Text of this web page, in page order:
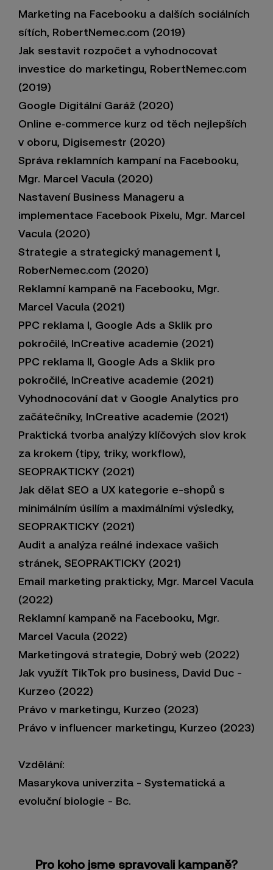
Marketing na Facebooku a dalších sociálních
sítích, RobertNemec.com (2019)
Jak sestavit rozpočet a vyhodnocovat
investice do marketingu, RobertNemec.com
(2019)
Google Digitální Garáž (2020)
Online e‑commerce kurz od těch nejlepších
v oboru, Digisemestr (2020)
Správa reklamních kampaní na Facebooku,
Mgr. Marcel Vacula (2020)
Nastavení Business Manageru a
implementace Facebook Pixelu, Mgr. Marcel
Vacula (2020)
Strategie a strategický management I,
RoberNemec.com (2020)
Reklamní kampaně na Facebooku, Mgr.
Marcel Vacula (2021)
PPC reklama I, Google Ads a Sklik pro
pokročilé, InCreative academie (2021)
PPC reklama II, Google Ads a Sklik pro
pokročilé, InCreative academie (2021)
Vyhodnocování dat v Google Analytics pro
začátečníky, InCreative academie (2021)
Praktická tvorba analýzy klíčových slov krok
za krokem (tipy, triky, workflow),
SEOPRAKTICKY (2021)
Jak dělat SEO a UX kategorie e-shopů s
minimálním úsilím a maximálními výsledky,
SEOPRAKTICKY (2021)
Audit a analýza reálné indexace vašich
stránek, SEOPRAKTICKY (2021)
Email marketing prakticky, Mgr. Marcel Vacula
(2022)
Reklamní kampaně na Facebooku, Mgr.
Marcel Vacula (2022)
Marketingová strategie, Dobrý web (2022)
Jak využít TikTok pro business, David Duc -
Kurzeo (2022)
Právo v marketingu, Kurzeo (2023)
Právo v influencer marketingu, Kurzeo (2023)
Vzdělání:
Masarykova univerzita - Systematická a
evoluční biologie - Bc.
Pro koho jsme spravovali kampaně?